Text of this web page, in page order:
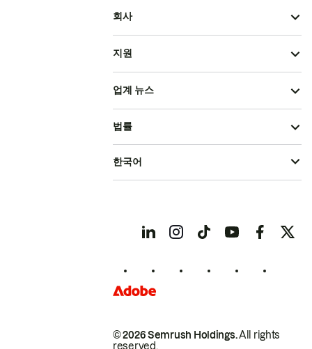
회사
지원
업계 뉴스
© 2026 Semrush Holdings.All rights
reserved.
법률
한국어